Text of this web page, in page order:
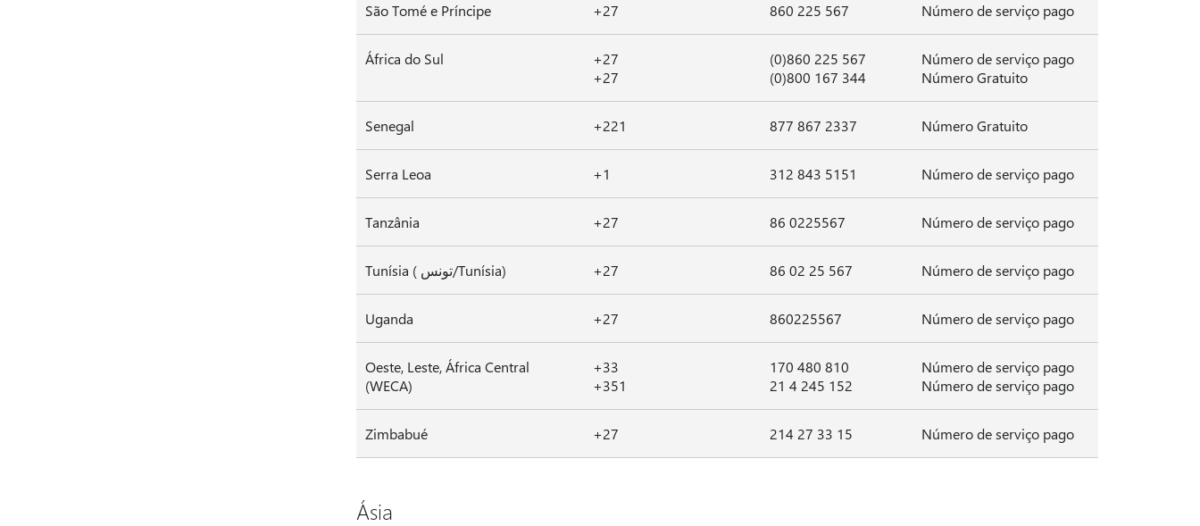
São Tomé e Príncipe +27 860 225 567 Número de serviço pago
África do Sul
+27
+27
(0)860 225 567
(0)800 167 344
Número de serviço pago
Número Gratuito
Senegal +221 877 867 2337 Número Gratuito
Serra Leoa +1 312 843 5151 Número de serviço pago
Tanzânia +27 86 0225567 Número de serviço pago
Tunísia ( تونس/Tunísia) +27 86 02 25 567 Número de serviço pago
Uganda +27 860225567 Número de serviço pago
Oeste, Leste, África Central
(WECA)
+33
+351
170 480 810
21 4 245 152
Número de serviço pago
Número de serviço pago
Zimbabué +27 214 27 33 15 Número de serviço pago
Ásia